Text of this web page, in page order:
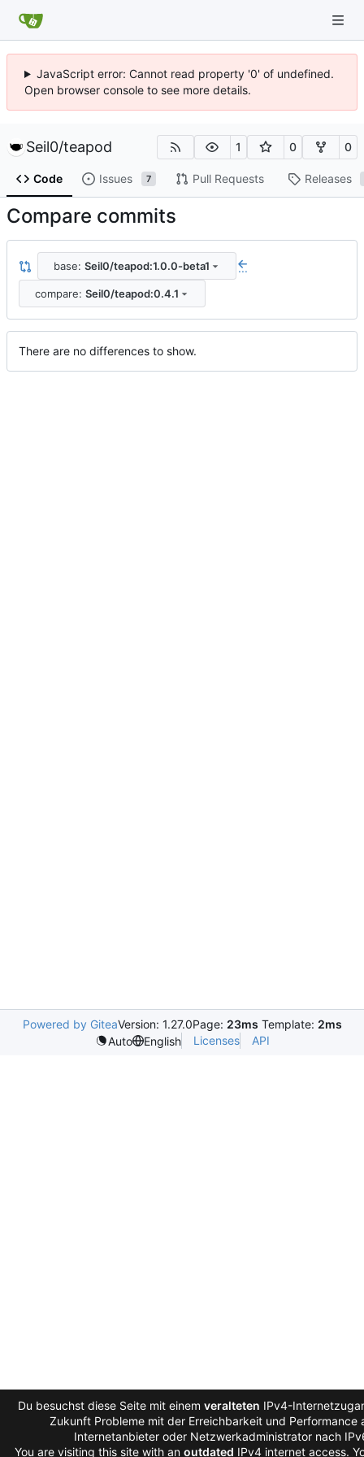
JavaScript error: Cannot read property '0' of undefined.
Open browser console to see more details.
Seil0/teapod 1 0 0
Code Issues 7 Pull Requests Releases
Compare commits
base: Seil0/teapod:1.0.0-beta1 ...
compare: Seil0/teapod:0.4.1
There are no differences to show.
Powered by GiteaVersion: 1.27.0Page: 23ms Template: 2ms
Auto
English Licenses API
Du besuchst diese Seite mit einem veralteten IPv4-
Zukunft Probleme mit der Erreichbarkeit und Performance
Internetanbieter oder Netzwerkadministrator nach
You are visiting this site with an outdated IPv4 internet access.